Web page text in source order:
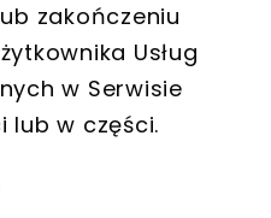
zakończeniu
Usług
w Serwisie
lub w części.